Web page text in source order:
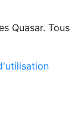
Quasar. Tous